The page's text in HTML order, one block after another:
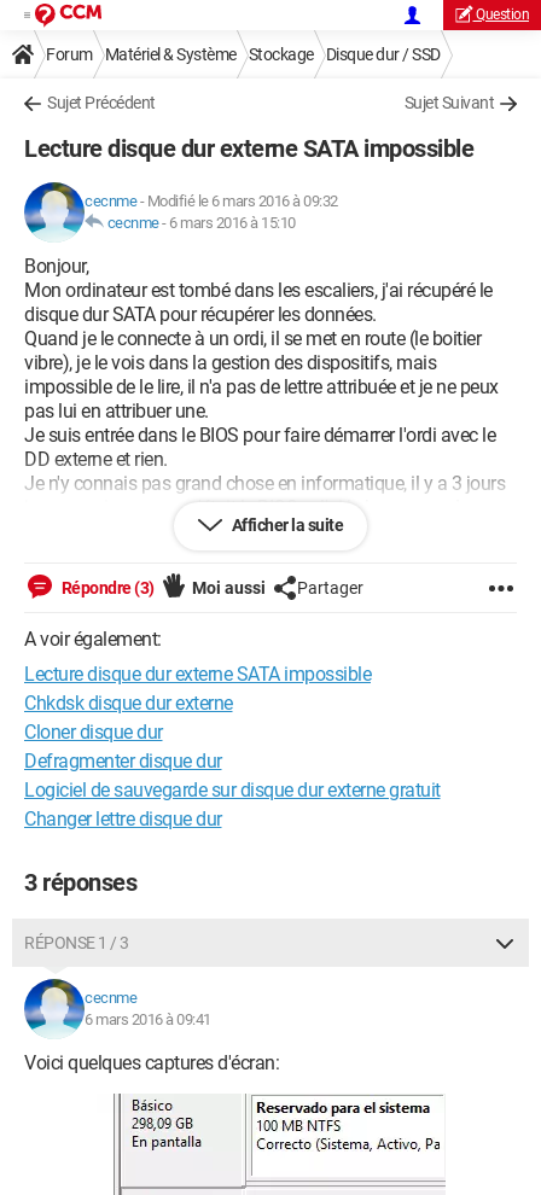
Question
Forum Matériel & Système Stockage Disque dur / SSD
Sujet Précédent Sujet Suivant
Lecture disque dur externe SATA impossible
cecnme- Modifié le 6 mars 2016 à 09:32
cecnme- 6 mars 2016 à 15:10
Bonjour,
Mon ordinateur est tombé dans les escaliers, j'ai récupéré le
disque dur SATA pour récupérer les données.
Quand je le connecte à un ordi, il se met en route (le boitier
vibre), je le vois dans la gestion des dispositifs, mais
impossible de le lire, il n'a pas de lettre attribuée et je ne peux
pas lui en attribuer une.
Je suis entrée dans le BIOS pour faire démarrer l'ordi avec le
DD externe et rien.
Je n'y connais pas grand chose en informatique, il y a 3 jours
je ne savais pas ce qu'était le BIOS... J'ai lu beaucoup de
solutions sur les fórums, mais aucune n'a fonctionnée:
lecteur de périphérique, dans dispositifs j'ai cliqué sur
recherche de solution, mais il me dit qu'il n'y a pas de
problème...
Je l'ai testé sur 3 ordi différents et c'est toujours la même
chose.
Merci pour votre aide!
Afficher la suite
Répondre (3) Moi aussi Partager
A voir également:
Lecture disque dur externe SATA impossible
Chkdsk disque dur externe
Cloner disque dur
Defragmenter disque dur
Logiciel de sauvegarde sur disque dur externe gratuit
Changer lettre disque dur
3 réponses
RÉPONSE 1 / 3
cecnme
6 mars 2016 à 09:41
Voici quelques captures d'écran: